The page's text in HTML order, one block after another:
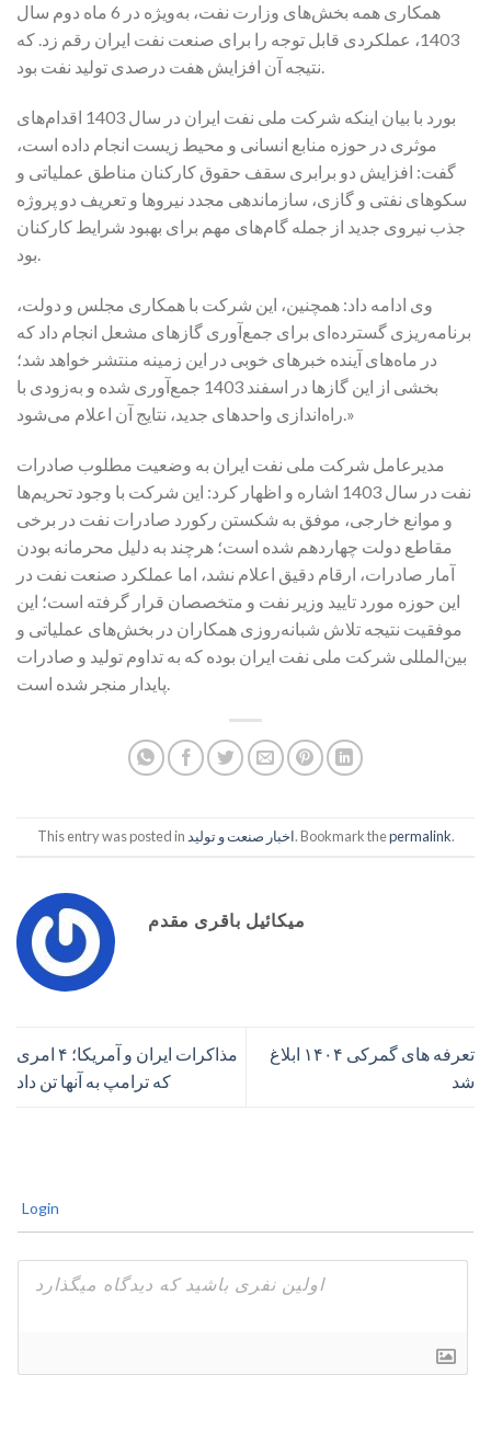
همکاری همه بخش‌های وزارت نفت، به‌ویژه در 6 ماه دوم سال
1403، عملکردی قابل توجه را برای صنعت نفت ایران رقم زد. که
نتیجه آن افزایش هفت درصدی تولید نفت بود.
بورد با بیان اینکه شرکت ملی نفت ایران در سال 1403 اقدام‌های
موثری در حوزه منابع انسانی و محیط زیست انجام داده است،
گفت: افزایش دو برابری سقف حقوق کارکنان مناطق عملیاتی و
سکوهای نفتی و گازی، سازماندهی مجدد نیروها و تعریف دو پروژه
جذب نیروی جدید از جمله گام‌های مهم برای بهبود شرایط کارکنان
بود.
وی ادامه داد: همچنین، این شرکت با همکاری مجلس و دولت،
برنامه‌ریزی گسترده‌ای برای جمع‌آوری گازهای مشعل انجام داد که
در ماه‌های آینده خبرهای خوبی در این زمینه منتشر خواهد شد؛
بخشی از این گازها در اسفند 1403 جمع‌آوری شده و به‌زودی با
راه‌اندازی واحدهای جدید، نتایج آن اعلام می‌شود.»
مدیرعامل شرکت ملی نفت ایران به وضعیت مطلوب صادرات
نفت در سال 1403 اشاره و اظهار کرد: این شرکت با وجود تحریم‌ها
و موانع خارجی، موفق به شکستن رکورد صادرات نفت در برخی
مقاطع دولت چهاردهم شده است؛ هرچند به دلیل محرمانه بودن
آمار صادرات، ارقام دقیق اعلام نشد، اما عملکرد صنعت نفت در
این حوزه مورد تایید وزیر نفت و متخصصان قرار گرفته است؛ این
موفقیت نتیجه تلاش شبانه‌روزی همکاران در بخش‌های عملیاتی و
بین‌المللی شرکت ملی نفت ایران بوده که به تداوم تولید و صادرات
This entry was posted in اخبار صنعت و تولید. Bookmark thepermalink.
میکائیل باقری مقدم
مذاکرات ایران و آمریکا؛ ۴ امری
که ترامپ به آنها تن داد
تعرفه های گمرکی ۱۴۰۴ ابلاغ
شد
Login